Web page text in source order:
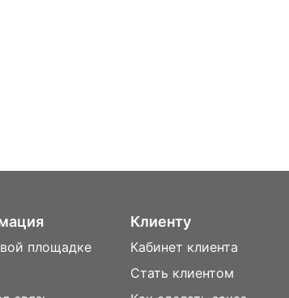
площадке
Клиенту
Кабинет клиента
Стать клиентом